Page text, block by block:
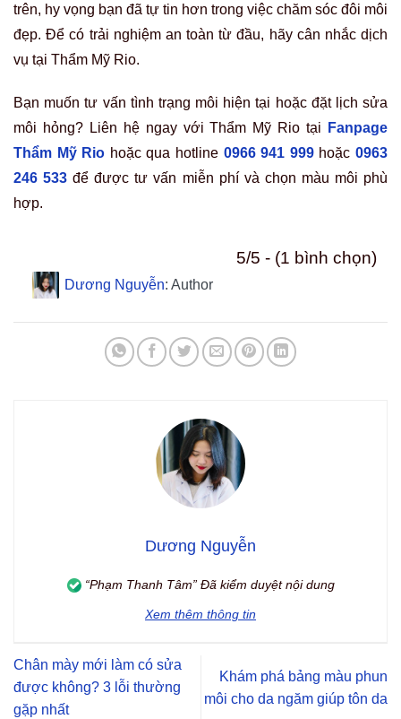
trên, hy vọng bạn đã tự tin hơn trong việc chăm sóc đôi môi
đẹp. Để có trải nghiệm an toàn từ đầu, hãy cân nhắc dịch
vụ tại Thẩm Mỹ Rio.
Bạn muốn tư vấn tình trạng môi hiện tại hoặc đặt lịch sửa
môi hỏng? Liên hệ ngay với Thẩm Mỹ Rio tại
Fanpage
Thẩm Mỹ Rio hoặc qua hotline 0966 941 999hoặc0963
246 533 để được tư vấn miễn phí và chọn màu môi phù
hợp.
5/5 - (1 bình chọn)
Dương Nguyễn: Author
Dương Nguyễn
“Phạm Thanh Tâm” Đã kiểm duyệt nội dung
Xem thêm thông tin
Chân mày mới làm có sửa
được không? 3 lỗi thường
gặp nhất
Khám phá bảng màu phun
môi cho da ngăm giúp tôn da